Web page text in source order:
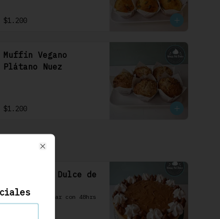
$1.200
Muffin Vegano
Plátano Nuez
$1.200
Cheesecake Dulce de
Leche 22cm
Se debe solicitar con 48hrs
hábiles.